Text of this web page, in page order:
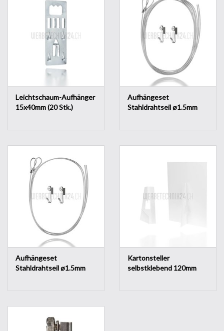
Leichtschaum-Aufhänger
15x40mm (20 Stk.)
Aufhängeset
Stahldrahtseil ø1.5mm
Aufhängeset
Stahldrahtseil ø1.5mm
Kartonsteller
selbstklebend 120mm